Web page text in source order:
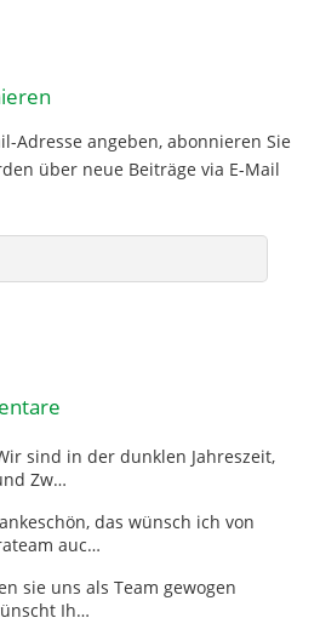
Adresse angeben, abonnieren Sie
über neue Beiträge via E-Mail
sind in der dunklen Jahreszeit,
Zw…
das wünsch ich von
auc…
sie uns als Team gewogen
Ih…